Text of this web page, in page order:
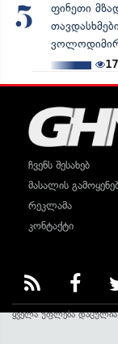
5
ფინეთი
ჩვენს შესახებ
მასალის
რეკლამა
კონტაქტი
ყველა უფლება